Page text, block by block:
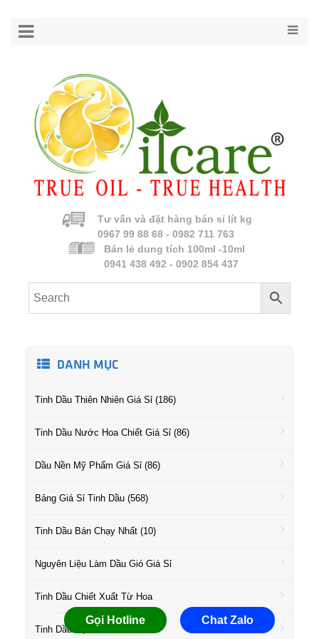
Tư vấn và đặt hàng bán sỉ lít kg
0967 99 88 68 - 0982 711 763
Bán lẻ dung tích 100ml -10ml
0941 438 492 - 0902 854 437
DANH MỤC
Tinh Dầu Thiên Nhiên Giá Sỉ (186)
Tinh Dầu Nước Hoa Chiết Giá Sỉ (86)
Dầu Nền Mỹ Phẩm Giá Sỉ (86)
Bảng Giá Sỉ Tinh Dầu (568)
Tinh Dầu Bán Chạy Nhất (10)
Nguyên Liệu Làm Dầu Gió Giá Sỉ
Tinh Dầu Chiết Xuất Từ Hoa
Tinh Dầu Họ Gỗ Giá Sỉ
Gọi Hotline Chat Zalo